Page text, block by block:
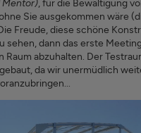
Mentor), für die Bewältigung
Sie ausgekommen wäre
Freude, diese schöne
sehen, dann das erste
Raum abzuhalten. Der
da wir unermüdlich